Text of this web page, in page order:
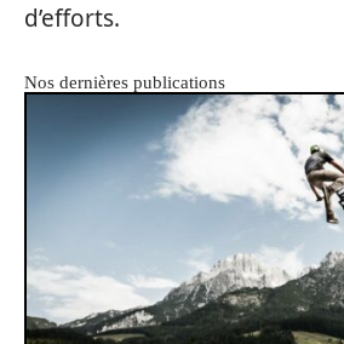
d’efforts.
Nos dernières publications